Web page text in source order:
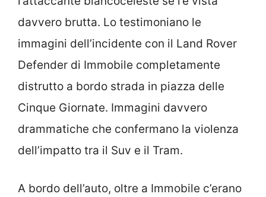
davvero brutta. Lo testimoniano le
immagini dell’incidente con il Land Rover
Defender di Immobile completamente
distrutto a bordo strada in piazza delle
Cinque Giornate. Immagini davvero
drammatiche che confermano la violenza
dell’impatto tra il Suv e il Tram.
A bordo dell’auto, oltre a Immobile c’erano